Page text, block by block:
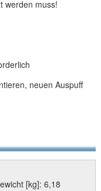
werden muss!
neuen Auspuff
[kg]: 6,18